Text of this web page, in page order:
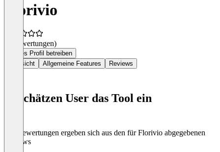
Florivio
(0 Bewertungen)
Dieses Profil betreiben
Übersicht
Allgemeine Features Reviews
So schätzen User das Tool ein
Die Bewertungen ergeben sich aus den für Florivio abgegebenen
Reviews